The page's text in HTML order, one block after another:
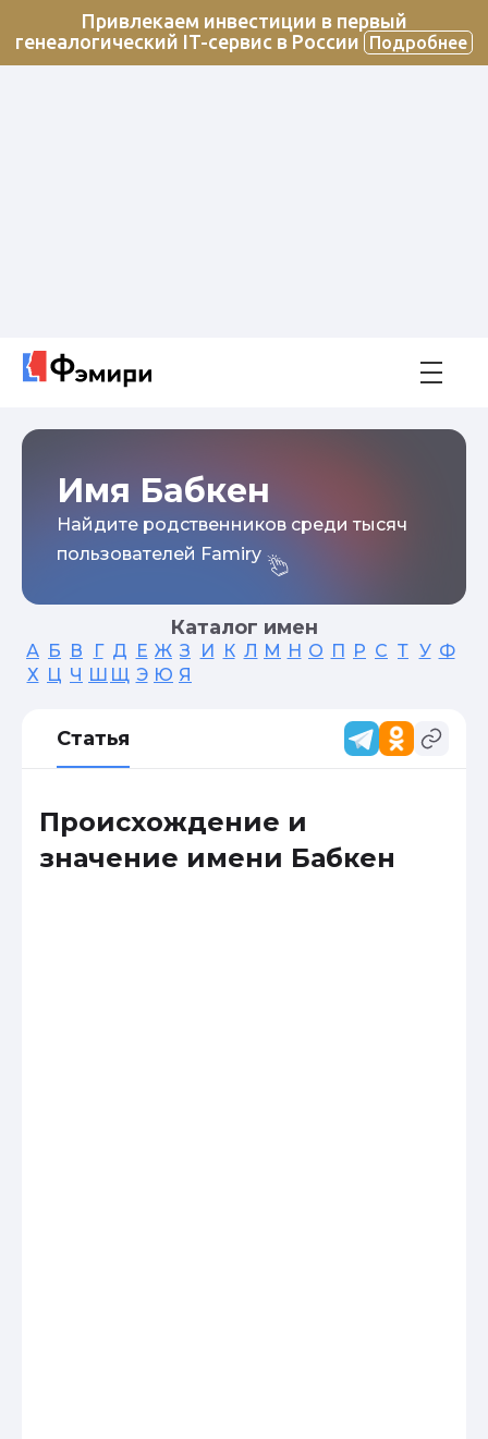
Привлекаем инвестиции в первый
генеалогический IT-сервис в России
Подробнее
Имя Бабкен
Найдите родственников среди тысяч
пользователей Famiry
Каталог имен
А Б В Г Д Е Ж З И К Л М Н О П Р С Т У Ф
Х Ц Ч Ш Щ Э Ю Я
Статья
Происхождение и
значение имени Бабкен